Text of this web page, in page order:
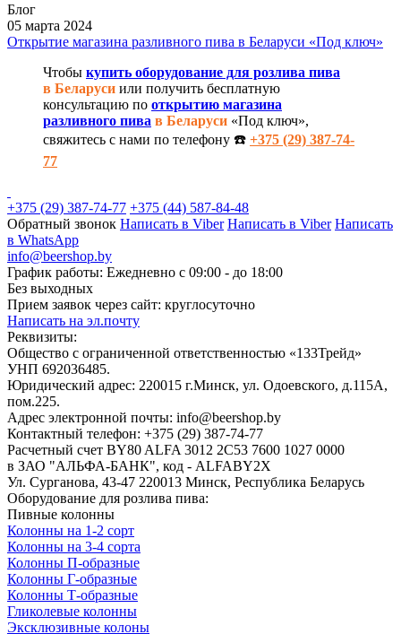
Блог
05 марта 2024
Открытие магазина разливного пива в Беларуси «Под ключ»
Чтобы купить оборудование для розлива пива
в Беларуси или получить бесплатную
консультацию по открытию магазина
разливного пива в Беларуси «Под ключ»,
свяжитесь с нами по телефону ☎️ +375 (29) 387-74-
77
+375 (29) 387-74-77 +375 (44) 587-84-48
Обратный звонок Написать в Viber Написать в Viber Написать
в WhatsApp
info@beershop.by
График работы: Ежедневно с 09:00 - до 18:00
Без выходных
Прием заявок через сайт: круглосуточно
Написать на эл.почту
Реквизиты:
Общество с ограниченной ответственностью «133Трейд»
УНП 692036485​.
Юридический адрес: 220015 г.Минск, ул. Одоевского, д.115А,
пом.225.
Адрес электронной почты: info@beershop.by
Контактный телефон: +375 (29) 387-74-77
Расчетный счет BY80 ALFA 3012 2C53 7600 1027 0000
в ЗАО "АЛЬФА-БАНК", код - ALFABY2X
Ул. Сурганова, 43-47 220013 Минск, Республика Беларусь
Оборудование для розлива пива:
Пивные колонны
Колонны на 1-2 сорт
Колонны на 3-4 сорта
Колонны П-образные
Колонны Г-образные
Колонны Т-образные
Гликолевые колонны
Эксклюзивные колоны